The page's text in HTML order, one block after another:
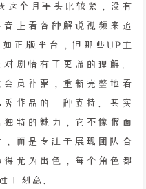
这个月手头比较紧，没有
上看各种解说视频来追
正版平台，但那些UP主
剧情有了更深的理解。
员补票，重新完整地看
作品的一种支持。其实
特的魅力，它不像假面
而是专注于展现团队合
尤为出色，每个角色都
于刻意。